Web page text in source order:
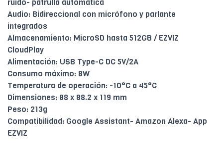
ruido- patrulla automática
Audio: Bidireccional con micrófono y parlante
integrados
Almacenamiento: MicroSD hasta 512GB / EZVIZ
CloudPlay
Alimentación: USB Type-C DC 5V/2A
Consumo máximo: 8W
Temperatura de operación: -10°C a 45°C
Dimensiones: 88 x 88.2 x 119 mm
Peso: 213g
Compatibilidad: Google Assistant- Amazon Alexa- App
EZVIZ